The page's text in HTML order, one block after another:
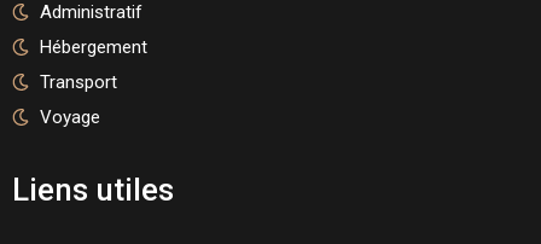
Administratif
Hébergement
Transport
Voyage
Liens utiles